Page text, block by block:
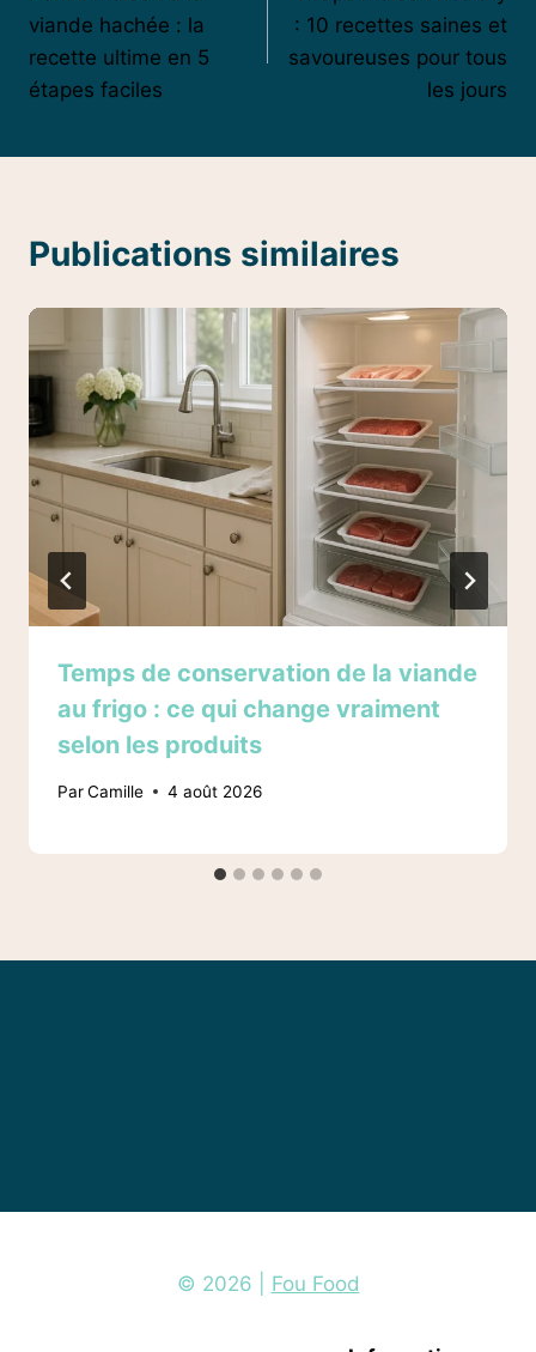
de
l’article
viande hachée : la
recette ultime en 5
étapes faciles
: 10 recettes saines et
savoureuses pour tous
les jours
Publications similaires
Temps de conservation de la viande
au frigo : ce qui change vraiment
selon les produits
ParCamille 4 août 2026
© 2026 | Fou Food